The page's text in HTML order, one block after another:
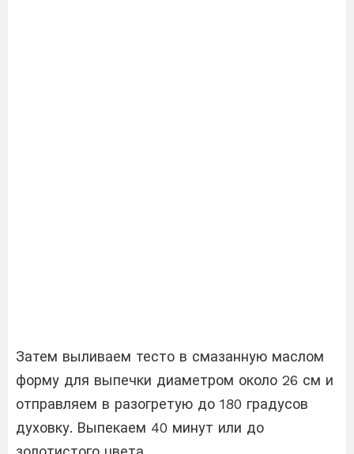
Затем выливаем тесто в смазанную маслом
форму для выпечки диаметром около 26 см и
отправляем в разогретую до 180 градусов
духовку. Выпекаем 40 минут или до